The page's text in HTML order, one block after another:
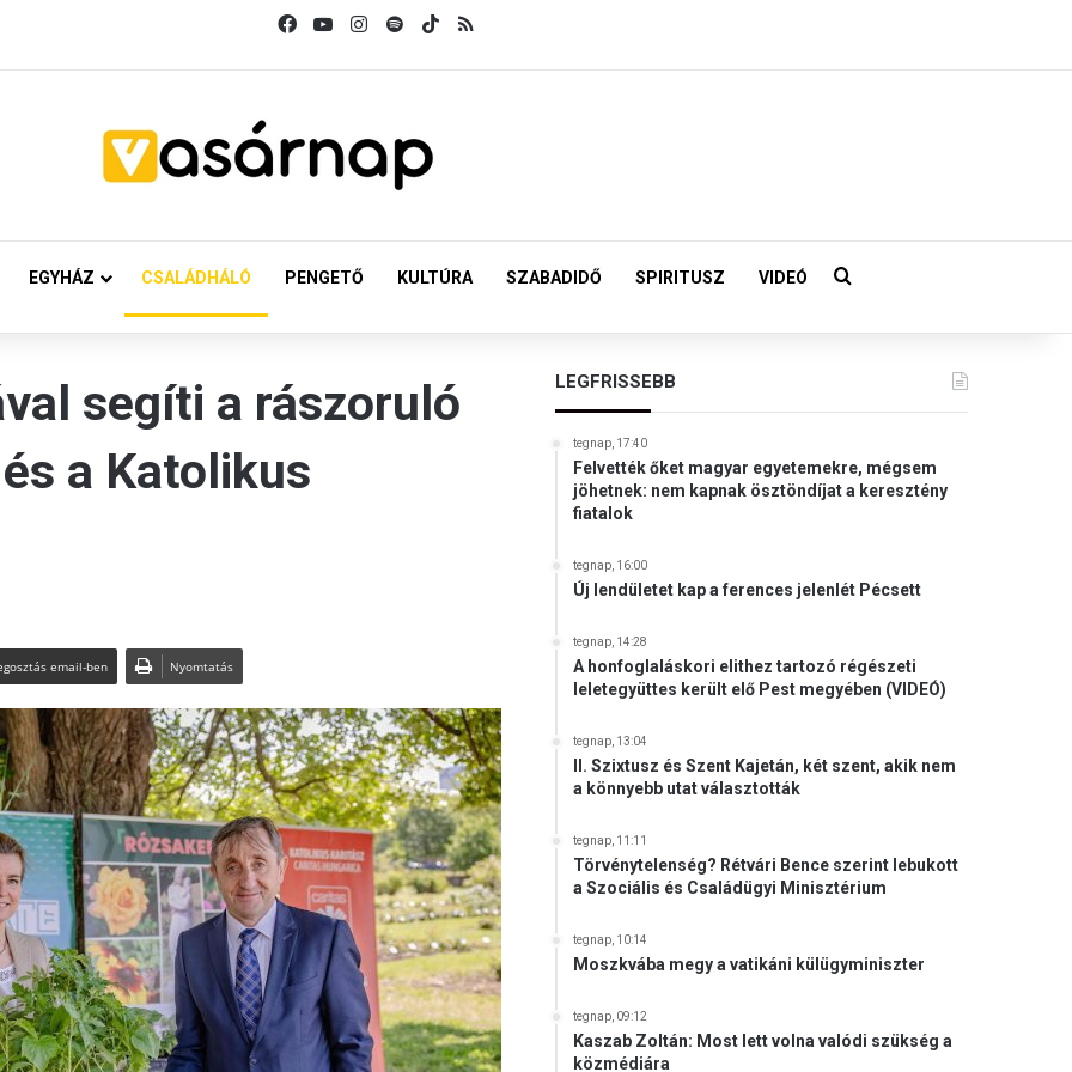
FacebookYouTubeInstagram
SpotifyTikTok
EGYHÁZ CSALÁDHÁLÓ PENGETŐ KULTÚRA SZABADIDŐ SPIRITUSZ VIDEÓ Keresés:
segíti a rászoruló
a Katolikus
email-ben Nyomtatás
LEGFRISSEBB
tegnap, 17:40
Felvették őket magyar egyetemekre, mégsem
jöhetnek: nem kapnak ösztöndíjat a keresztény
fiatalok
tegnap, 16:00
Új lendületet kap a ferences jelenlét Pécsett
tegnap, 14:28
A honfoglaláskori elithez tartozó régészeti
leletegyüttes került elő Pest megyében (VIDEÓ)
tegnap, 13:04
II. Szixtusz és Szent Kajetán, két szent, akik nem
a könnyebb utat választották
tegnap, 11:11
Törvénytelenség? Rétvári Bence szerint lebukott
a Szociális és Családügyi Minisztérium
tegnap, 10:14
Moszkvába megy a vatikáni külügyminiszter
tegnap, 09:12
Kaszab Zoltán: Most lett volna valódi szükség a
közmédiára